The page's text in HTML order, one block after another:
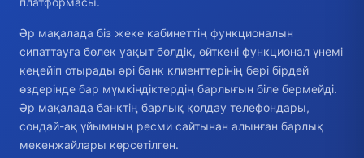
Әр мақалада біз жеке кабинеттің функционалын
сипаттауға бөлек уақыт бөлдік, өйткені функционал үнемі
кеңейіп отырады әрі банк клиенттерінің бәрі бірдей
өздерінде бар мүмкіндіктердің барлығын біле бермейді.
Әр мақалада банктің барлық қолдау телефондары,
сондай-ақ ұйымның ресми сайтынан алынған барлық
мекенжайлары көрсетілген.